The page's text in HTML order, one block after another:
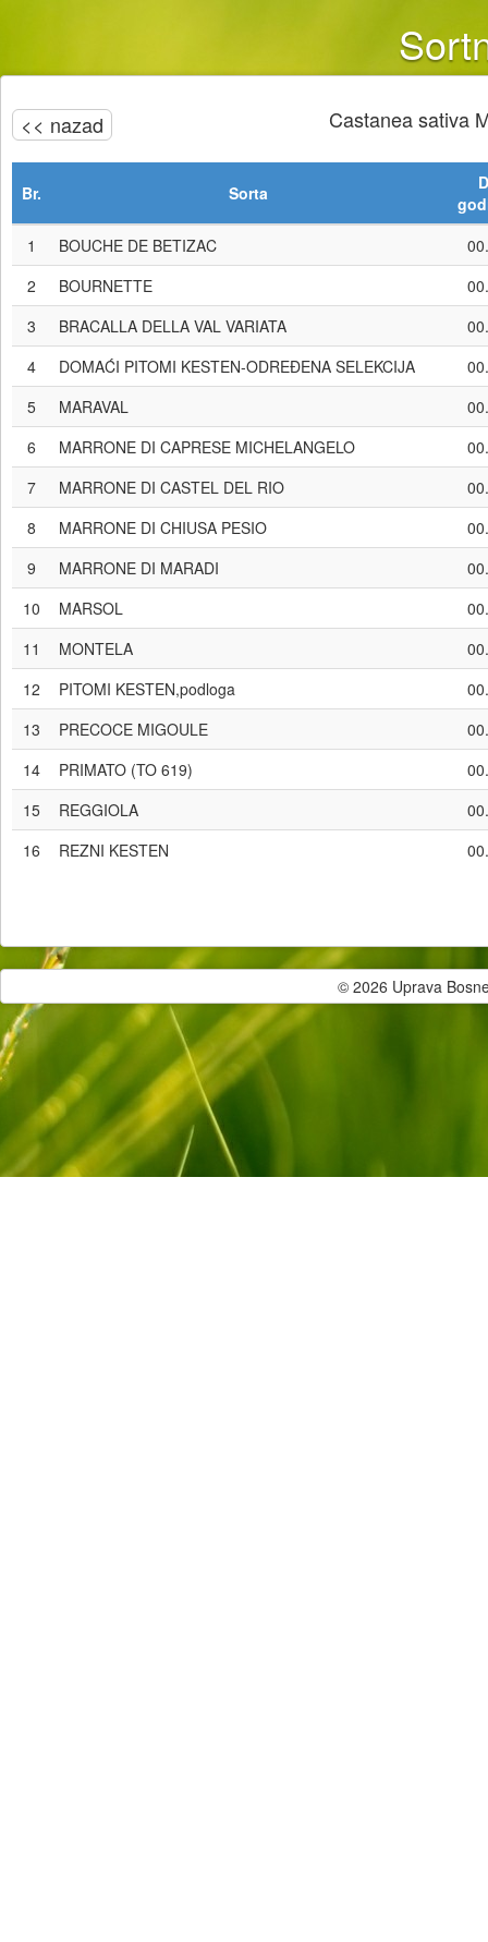
<< nazad Castanea sativa
Br. Sorta
1
BOUCHE DE BETIZAC
2
BOURNETTE
3
BRACALLA DELLA VAL VARIATA
4
DOMAĆI PITOMI KESTEN-ODREĐENA SELEKCIJA
5
MARAVAL
6
MARRONE DI CAPRESE MICHELANGELO
7
MARRONE DI CASTEL DEL RIO
8
MARRONE DI CHIUSA PESIO
9
MARRONE DI MARADI
10
MARSOL
11
MONTELA
12
PITOMI KESTEN,podloga
13
PRECOCE MIGOULE
14
PRIMATO (TO 619)
15
REGGIOLA
16
REZNI KESTEN
© 2026 Uprava